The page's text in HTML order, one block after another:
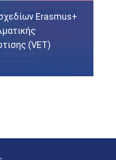
Erasmus+
(VET)